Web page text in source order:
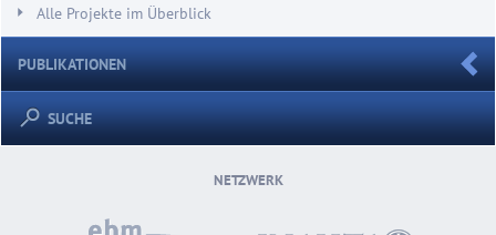
Alle Projekte im Überblick
PUBLIKATIONEN
SUCHE
NETZWERK